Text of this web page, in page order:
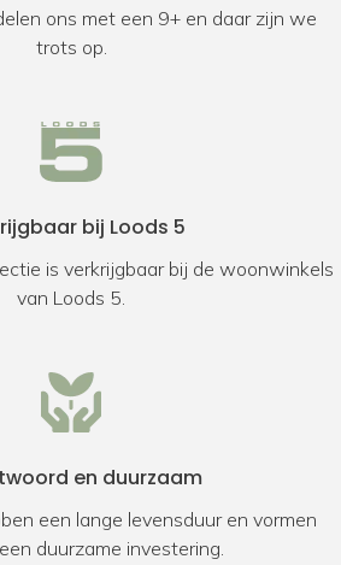
ons met een 9+ en daar zijn we
trots op.
bij Loods 5
is verkrijgbaar bij de woonwinkels
van Loods 5.
en duurzaam
een lange levensduur en vormen
duurzame investering.